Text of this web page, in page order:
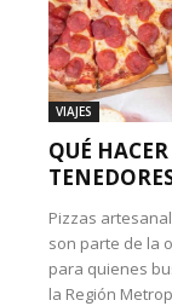
VIAJES
QUÉ
Pizzas
son parte de la
para quienes
la Región